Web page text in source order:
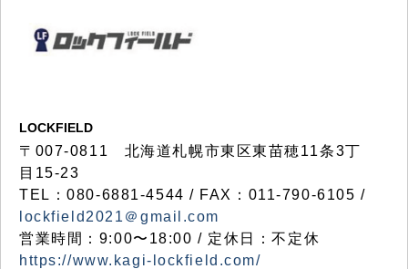
LOCKFIELD
〒007-0811 北海道札幌市東区東苗穂11条3丁
目15-23
TEL：080-6881-4544 / FAX：011-790-6105 /
lockfield2021＠gmail.com
営業時間：9:00〜18:00 / 定休日：不定休
https://www.kagi-lockfield.com/